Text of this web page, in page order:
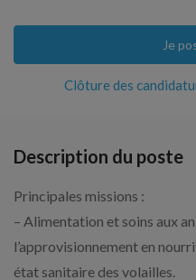
Clôture des
Je
Description du poste
Principales missions :
– Alimentation et soins aux
l’approvisionnement en
état sanitaire des volailles.